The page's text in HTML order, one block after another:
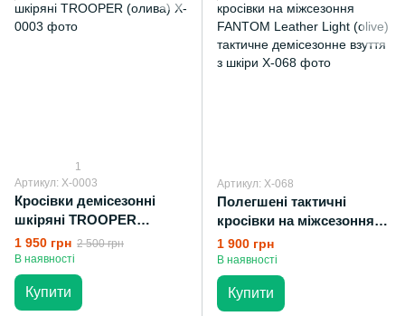
1
Артикул: X-0003
Кросівки демісезонні
шкіряні TROOPER
(олива)
1 950 грн 2 500 грн
В наявності
Купити
Артикул: X-068
Полегшені тактичні
кросівки на міжсезоння
FANTOM Leather Light
(olive) тактичне
демісезонне взуття з
шкіри
1 900 грн
В наявності
Купити